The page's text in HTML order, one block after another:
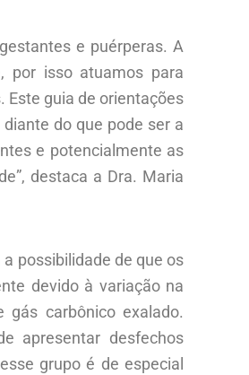
e puérperas. A
por isso atuamos para
Este guia de orientações
do que pode ser a
e potencialmente as
destaca a Dra. Maria
possibilidade de que os
devido à variação na
carbônico exalado.
apresentar desfechos
grupo é de especial